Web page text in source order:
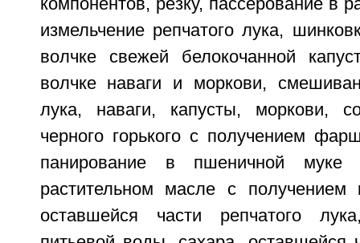
компонентов, резку, пассерование в
измельчение репчатого лука,
волчке свежей белокочанной
волчке наваги и моркови,
лука, наваги, капусты, моркови,
черного горького с получением
панирование в пшеничной
растительном масле с получением
оставшейся части репчатого